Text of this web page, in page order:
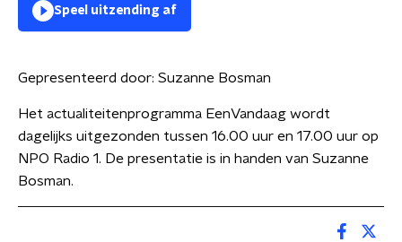
Speel uitzending af
Gepresenteerd door: Suzanne Bosman
Het actualiteitenprogramma EenVandaag wordt
dagelijks uitgezonden tussen 16.00 uur en 17.00 uur op
NPO Radio 1. De presentatie is in handen van Suzanne
Bosman.